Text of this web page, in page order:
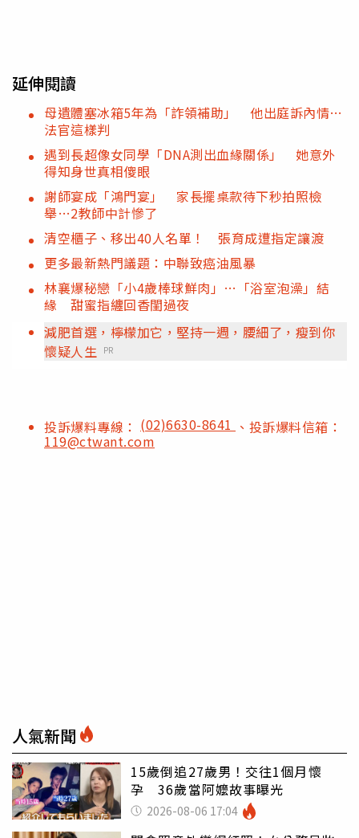
延伸閱讀
母遺體塞冰箱5年為「詐領補助」 他出庭訴內情…
法官這樣判
遇到長超像女同學「DNA測出血緣關係」 她意外
得知身世真相傻眼
謝師宴成「鴻門宴」 家長擺桌款待下秒拍照檢
舉…2教師中計慘了
清空櫃子、移出40人名單！ 張育成遭指定讓渡
更多最新熱門議題：中聯致癌油風暴
林襄爆秘戀「小4歲棒球鮮肉」…「浴室泡澡」結
緣 甜蜜指纏回香閨過夜
減肥首選，檸檬加它，堅持一週，腰細了，瘦到你
懷疑人生
PR
投訴爆料專線： (02)6630-8641 、投訴爆料信箱：
119@ctwant.com
人氣新聞
15歲倒追27歲男！交往1個月懷
孕 36歲當阿嬤故事曝光
2026-08-06 17:04